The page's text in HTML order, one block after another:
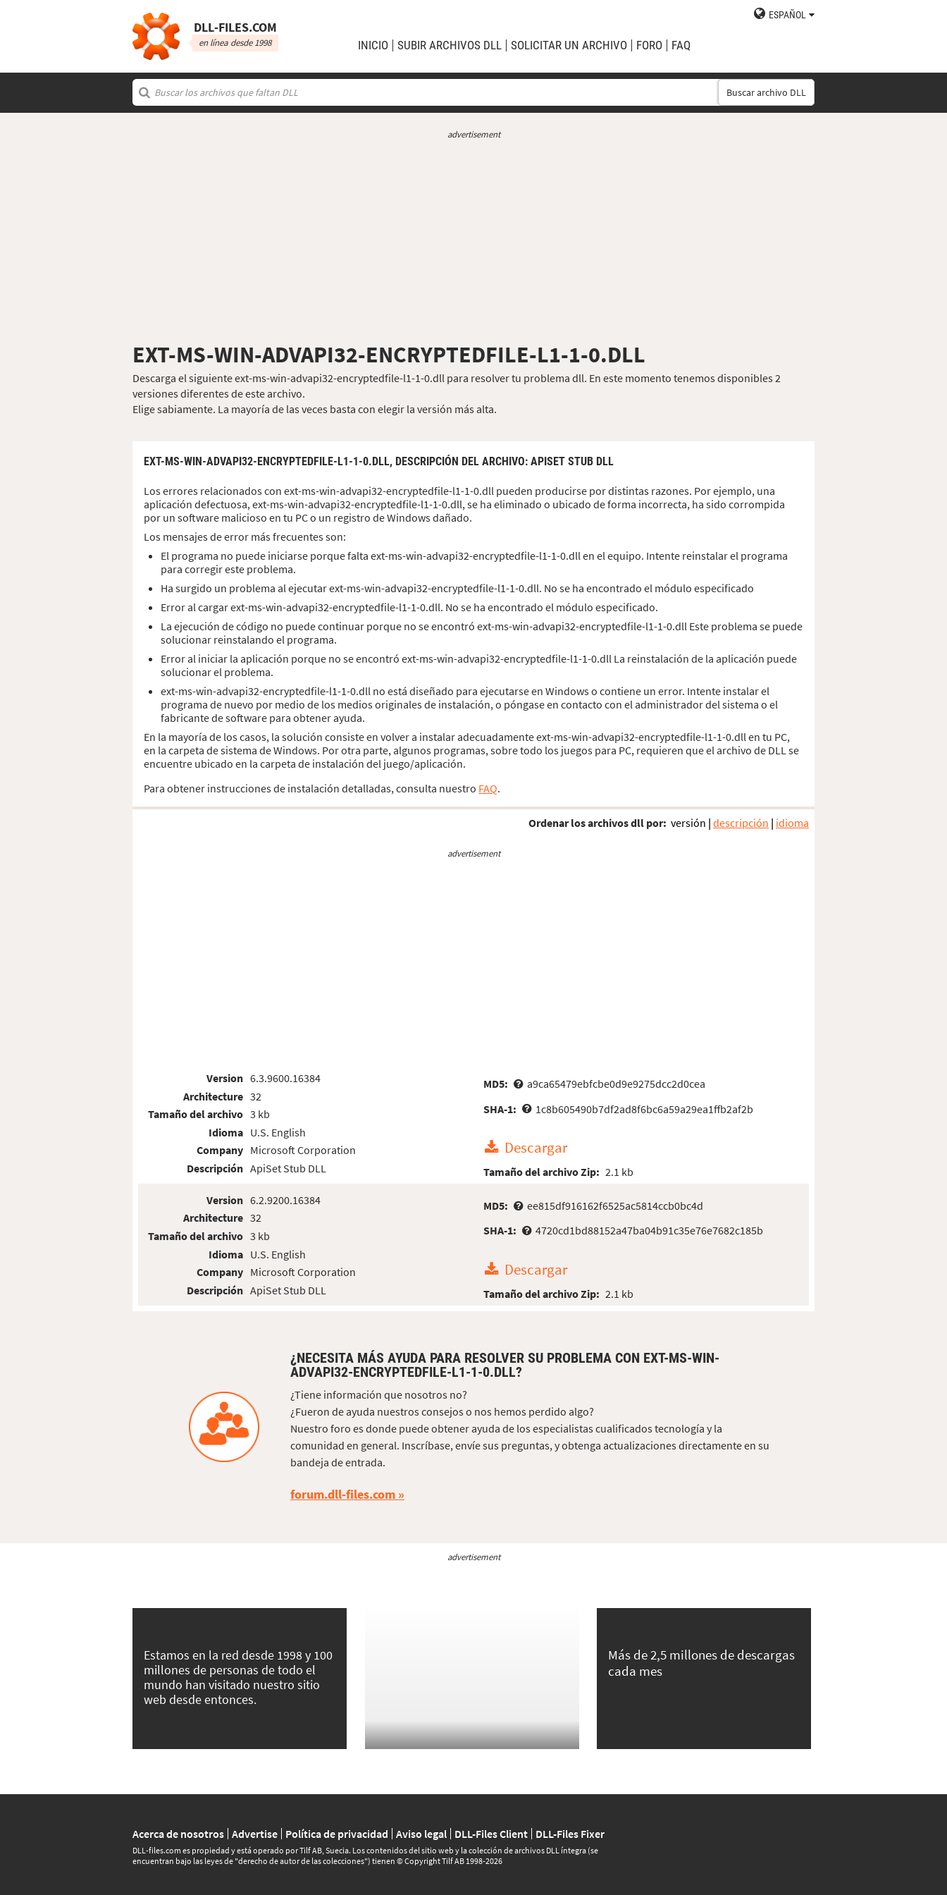
DLL‑FILES.COM
en línea desde 1998
ESPAÑOL
INICIO SUBIR ARCHIVOS DLL SOLICITAR UN ARCHIVO FORO FAQ
Buscar archivo DLL
advertisement
EXT-MS-WIN-ADVAPI32-ENCRYPTEDFILE-L1-1-0.DLL
Descarga el siguiente ext-ms-win-advapi32-encryptedfile-l1-1-0.dll para resolver tu problema dll. En este momento tenemos disponibles 2
versiones diferentes de este archivo.
Elige sabiamente. La mayoría de las veces basta con elegir la versión más alta.
EXT-MS-WIN-ADVAPI32-ENCRYPTEDFILE-L1-1-0.DLL, DESCRIPCIÓN DEL ARCHIVO: APISET STUB DLL
Los errores relacionados con ext-ms-win-advapi32-encryptedfile-l1-1-0.dll pueden producirse por distintas razones. Por ejemplo, una
aplicación defectuosa, ext-ms-win-advapi32-encryptedfile-l1-1-0.dll, se ha eliminado o ubicado de forma incorrecta, ha sido corrompida
por un software malicioso en tu PC o un registro de Windows dañado.
Los mensajes de error más frecuentes son:
El programa no puede iniciarse porque falta ext-ms-win-advapi32-encryptedfile-l1-1-0.dll en el equipo. Intente reinstalar el programa
para corregir este problema.
Ha surgido un problema al ejecutar ext-ms-win-advapi32-encryptedfile-l1-1-0.dll. No se ha encontrado el módulo especificado
Error al cargar ext-ms-win-advapi32-encryptedfile-l1-1-0.dll. No se ha encontrado el módulo especificado.
La ejecución de código no puede continuar porque no se encontró ext-ms-win-advapi32-encryptedfile-l1-1-0.dll Este problema se puede
solucionar reinstalando el programa.
Error al iniciar la aplicación porque no se encontró ext-ms-win-advapi32-encryptedfile-l1-1-0.dll La reinstalación de la aplicación puede
solucionar el problema.
ext-ms-win-advapi32-encryptedfile-l1-1-0.dll no está diseñado para ejecutarse en Windows o contiene un error. Intente instalar el
programa de nuevo por medio de los medios originales de instalación, o póngase en contacto con el administrador del sistema o el
fabricante de software para obtener ayuda.
En la mayoría de los casos, la solución consiste en volver a instalar adecuadamente ext-ms-win-advapi32-encryptedfile-l1-1-0.dll en tu PC,
en la carpeta de sistema de Windows. Por otra parte, algunos programas, sobre todo los juegos para PC, requieren que el archivo de DLL se
encuentre ubicado en la carpeta de instalación del juego/aplicación.
Para obtener instrucciones de instalación detalladas, consulta nuestro FAQ.
Ordenar los archivos dll por: versión | descripción | idioma
advertisement
Version
Architecture
Tamaño del archivo
Idioma
Company
Descripción
6.3.9600.16384
32
3 kb
U.S. English
Microsoft Corporation
ApiSet Stub DLL
MD5:
a9ca65479ebfcbe0d9e9275dcc2d0cea
SHA-1:
1c8b605490b7df2ad8f6bc6a59a29ea1ffb2af2b
Descargar
Tamaño del archivo Zip: 2.1 kb
Version
Architecture
Tamaño del archivo
Idioma
Company
Descripción
6.2.9200.16384
32
3 kb
U.S. English
Microsoft Corporation
ApiSet Stub DLL
MD5:
ee815df916162f6525ac5814ccb0bc4d
SHA-1:
4720cd1bd88152a47ba04b91c35e76e7682c185b
Descargar
Tamaño del archivo Zip: 2.1 kb
¿NECESITA MÁS AYUDA PARA RESOLVER SU PROBLEMA CON EXT-MS-WIN-
ADVAPI32-ENCRYPTEDFILE-L1-1-0.DLL?
¿Tiene información que nosotros no?
¿Fueron de ayuda nuestros consejos o nos hemos perdido algo?
Nuestro foro es donde puede obtener ayuda de los especialistas cualificados tecnología y la
comunidad en general. Inscríbase, envíe sus preguntas, y obtenga actualizaciones directamente en su
bandeja de entrada.
forum.dll-files.com
advertisement
Estamos en la red desde 1998 y 100
millones de personas de todo el
mundo han visitado nuestro sitio
web desde entonces.
Más de 2,5 millones de descargas
cada mes
Acerca de nosotros Advertise Política de privacidad Aviso legal DLL-Files Client DLL-Files Fixer
DLL‑files.com es propiedad y está operado por Tilf AB, Suecia. Los contenidos del sitio web y la colección de archivos DLL íntegra (se
encuentran bajo las leyes de "derecho de autor de las colecciones") tienen © Copyright Tilf AB 1998-2026